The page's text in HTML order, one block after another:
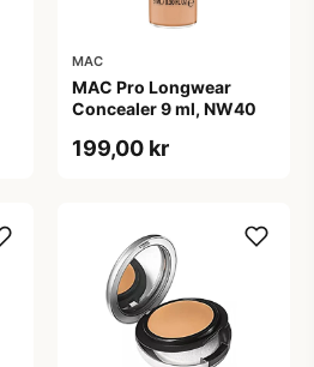
MAC
MAC Pro Longwear
Concealer 9 ml, NW40
199,00 kr